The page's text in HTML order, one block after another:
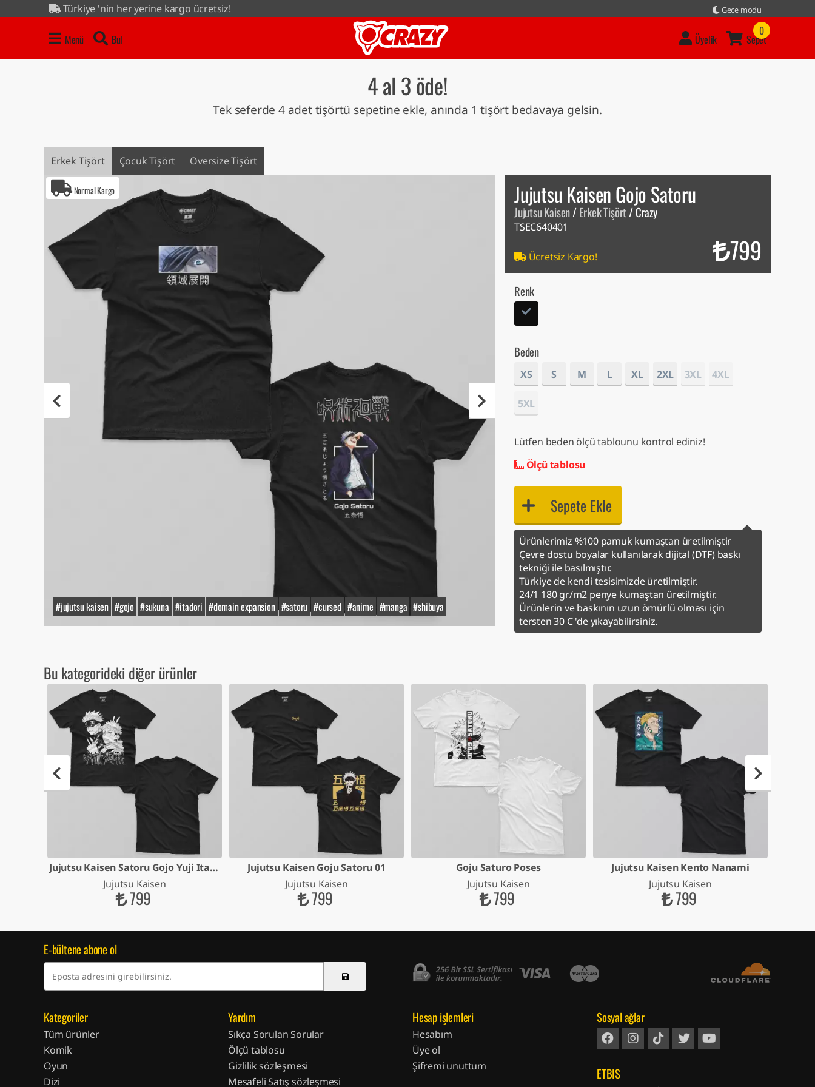
Türkiye 'nin her yerine kargo ücretsiz!
Gece modu
Menü Bul Üyelik Sepet
0
4 al 3 öde!
Tek seferde 4 adet tişörtü sepetine ekle, anında 1 tişört bedavaya gelsin.
Erkek Tişört Çocuk Tişört Oversize Tişört
#jujutsu kaisen #gojo #sukuna #itadori #domain expansion #satoru #cursed #anime #manga #shibuya
Normal Kargo Jujutsu Kaisen Gojo Satoru
Jujutsu Kaisen/Erkek Tişört/Crazy
TSEC640401
799
Ücretsiz Kargo!
Renk
Beden
XS S M L XL 2XL 3XL 4XL
5XL
Lütfen beden ölçü tablounu kontrol ediniz!
Ölçü tablosu
Sepete Ekle
Ürünlerimiz %100 pamuk kumaştan üretilmiştir
Çevre dostu boyalar kullanılarak dijital (DTF) baskı
tekniği ile basılmıştır.
Türkiye de kendi tesisimizde üretilmiştir.
24/1 180 gr/m2 penye kumaştan üretilmiştir.
Ürünlerin ve baskının uzun ömürlü olması için
tersten 30 C 'de yıkayabilirsiniz.
Bu kategorideki diğer ürünler
Jujutsu Kaisen Satoru Gojo Yuji Itadori
Jujutsu Kaisen
799
Jujutsu Kaisen Goju Satoru 01
Jujutsu Kaisen
799
Goju Saturo Poses
Jujutsu Kaisen
799
Jujutsu Kaisen Kento Nanami
Jujutsu Kaisen
799
E-bültene abone ol
Kategoriler
Tüm ürünler
Komik
Oyun
Dizi
Yardım
Sıkça Sorulan Sorular
Ölçü tablosu
Gizlilik sözleşmesi
Mesafeli Satış sözleşmesi
Hesap işlemleri
Hesabım
Üye ol
Şifremi unuttum
Sosyal ağlar
ETBIS